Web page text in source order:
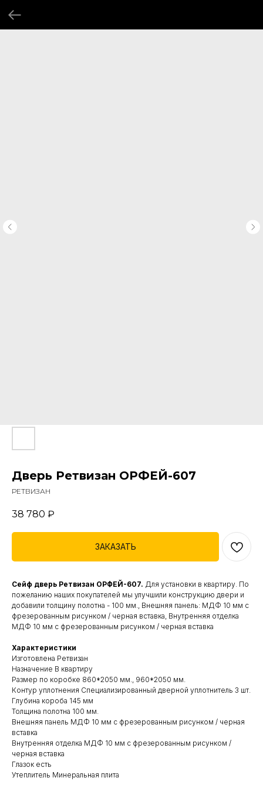
Дверь Ретвизан ОРФЕЙ-607
РЕТВИЗАН
38 780 ₽
ЗАКАЗАТЬ
Сейф дверь Ретвизан ОРФЕЙ-607. Для установки в квартиру. По
пожеланию наших покупателей мы улучшили конструкцию двери и
добавили толщину полотна - 100 мм., Внешняя панель: МДФ 10 мм с
фрезерованным рисунком / черная вставка, Внутренняя отделка
МДФ 10 мм с фрезерованным рисунком / черная вставка
Характеристики
Изготовлена Ретвизан
Назначение В квартиру
Размер по коробке 860*2050 мм., 960*2050 мм.
Контур уплотнения Специализированный дверной уплотнитель 3 шт.
Глубина короба 145 мм
Толщина полотна 100 мм.
Внешняя панель МДФ 10 мм с фрезерованным рисунком / черная
вставка
Внутренняя отделка МДФ 10 мм с фрезерованным рисунком /
черная вставка
Глазок есть
Утеплитель Минеральная плита